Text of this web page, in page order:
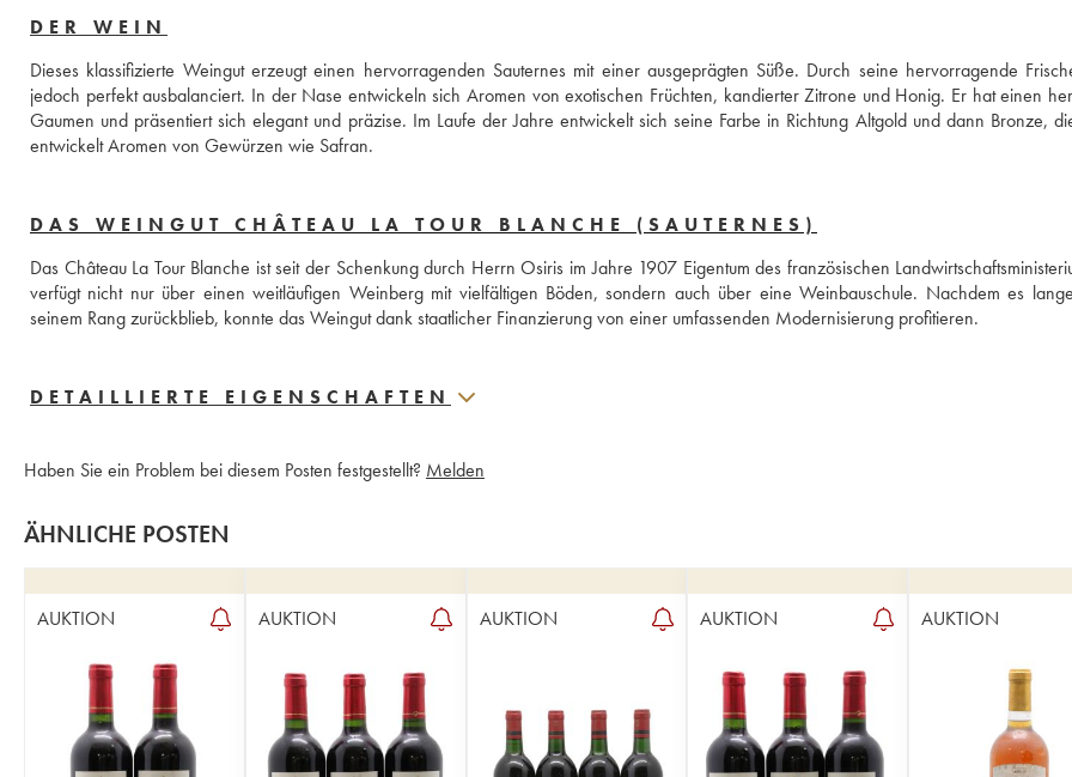
DER WEIN
Dieses klassifizierte Weingut erzeugt einen hervorragenden Sauternes mit einer ausgeprägten Süße. Durch seine hervorragende
jedoch perfekt ausbalanciert. In der Nase entwickeln sich Aromen von exotischen Früchten, kandierter Zitrone und Honig. Er hat einen
Gaumen und präsentiert sich elegant und präzise. Im Laufe der Jahre entwickelt sich seine Farbe in Richtung Altgold und dann Bronze,
entwickelt Aromen von Gewürzen wie Safran.
DAS WEINGUT CHÂTEAU LA TOUR BLANCHE (SAUTERNES)
Das Château La Tour Blanche ist seit der Schenkung durch Herrn Osiris im Jahre 1907 Eigentum des französischen
verfügt nicht nur über einen weitläufigen Weinberg mit vielfältigen Böden, sondern auch über eine Weinbauschule. Nachdem es
seinem Rang zurückblieb, konnte das Weingut dank staatlicher Finanzierung von einer umfassenden Modernisierung profitieren.
DETAILLIERTE EIGENSCHAFTEN
Haben Sie ein Problem bei diesem Posten festgestellt? Melden
ÄHNLICHE POSTEN
AUKTION AUKTION AUKTION AUKTION AUKTION